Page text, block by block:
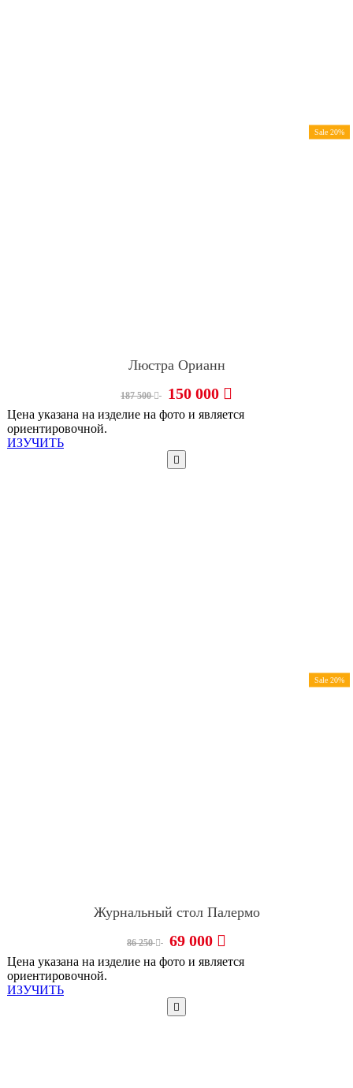
Sale 20%
Люстра Орианн
187 500 150 000
Цена указана на изделие на фото и является
ориентировочной.
ИЗУЧИТЬ
Sale 20%
Журнальный стол Палермо
86 250 69 000
Цена указана на изделие на фото и является
ориентировочной.
ИЗУЧИТЬ